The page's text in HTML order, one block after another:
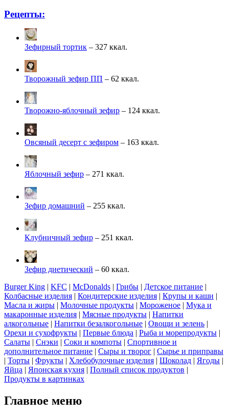
Рецепты:
Зефирный тортик – 327 ккал.
Творожный зефир ПП – 62 ккал.
Творожно-яблочный зефир – 124 ккал.
Овсяный десерт с зефиром – 163 ккал.
Яблочный зефир – 271 ккал.
Зефир домашний – 255 ккал.
Клубничный зефир – 251 ккал.
Зефир диетический – 60 ккал.
Burger King | KFC | McDonalds | Грибы | Детское питание |
Колбасные изделия | Кондитерские изделия | Крупы и каши |
Масла и жиры | Молочные продукты | Мороженое | Мука и
макаронные изделия | Мясные продукты | Напитки
алкогольные | Напитки безалкогольные | Овощи и зелень |
Орехи и сухофрукты | Первые блюда | Рыба и морепродукты |
Салаты | Снэки | Соки и компоты | Спортивное и
дополнительное питание | Сыры и творог | Сырье и приправы
| Торты | Фрукты | Хлебобулочные изделия | Шоколад | Ягоды |
Яйца | Японская кухня | Полный список продуктов |
Продукты в картинках
Главное меню